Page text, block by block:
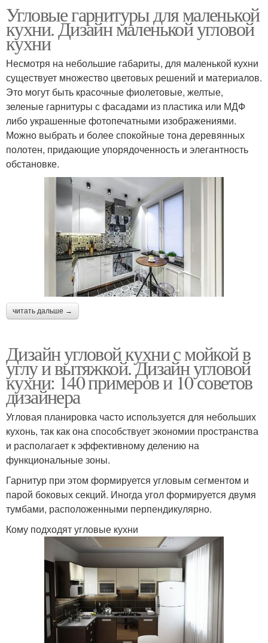
Угловые гарнитуры для маленькой
кухни. Дизайн маленькой угловой
кухни
Несмотря на небольшие габариты, для маленькой кухни
существует множество цветовых решений и материалов.
Это могут быть красочные фиолетовые, желтые,
зеленые гарнитуры с фасадами из пластика или МДФ
либо украшенные фотопечатными изображениями.
Можно выбрать и более спокойные тона деревянных
полотен, придающие упорядоченность и элегантность
обстановке.
читать дальше →
Дизайн угловой кухни с мойкой в
углу и вытяжкой. Дизайн угловой
кухни: 140 примеров и 10 советов
дизайнера
Угловая планировка часто используется для небольших
кухонь, так как она способствует экономии пространства
и располагает к эффективному делению на
функциональные зоны.
Гарнитур при этом формируется угловым сегментом и
парой боковых секций. Иногда угол формируется двумя
тумбами, расположенными перпендикулярно.
Кому подходят угловые кухни